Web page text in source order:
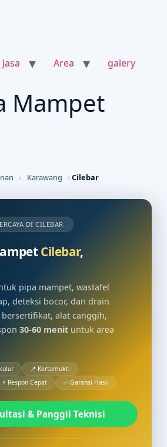
Area galery
Mampet
› Karawang ›Cilebar
DI CILEBAR
Cilebar,
pipa mampet, wastafel
deteksi bocor, dan drain
alat canggih,
30-60 menit untuk area
📍 Kertamukti
⚡ Respon Cepat ✅ Garansi Hasil
& Panggil Teknisi